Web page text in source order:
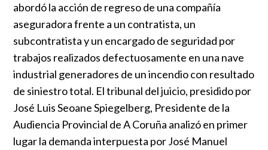
abordó la acción de regreso de una compañía
aseguradora frente a un contratista, un
subcontratista y un encargado de seguridad por
trabajos realizados defectuosamente en una nave
industrial generadores de un incendio con resultado
de siniestro total. El tribunal del juicio, presidido por
José Luis Seoane Spiegelberg, Presidente de la
Audiencia Provincial de A Coruña analizó en primer
lugar la demanda interpuesta por José Manuel